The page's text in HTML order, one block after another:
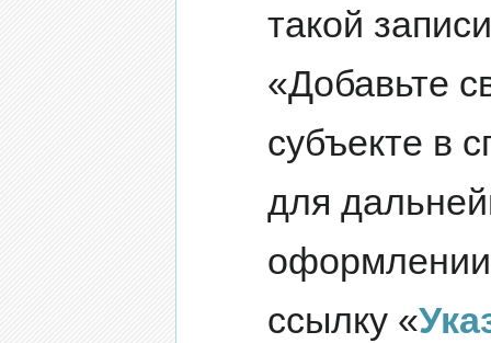
такой
«Добавьте
субъекте в
для
ссылку «